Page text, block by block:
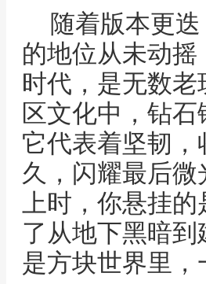
随着版本更
的地位从未动
时代，是无数老
区文化中，钻
它代表着坚韧
久，闪耀最后
上时，你悬挂
了从地下黑暗
是方块世界里